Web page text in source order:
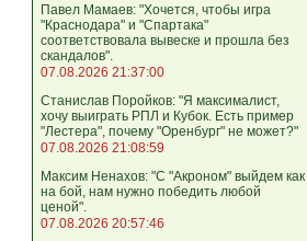
Павел Мамаев: "Хочется, чтобы игра
"Краснодара" и "Спартака"
соответствовала вывеске и прошла без
скандалов".
07.08.2026 21:37:00
Станислав Поройков: "Я максималист,
хочу выиграть РПЛ и Кубок. Есть пример
"Лестера", почему "Оренбург" не может?"
07.08.2026 21:08:59
Максим Ненахов: "С "Акроном" выйдем как
на бой, нам нужно победить любой
ценой".
07.08.2026 20:57:46